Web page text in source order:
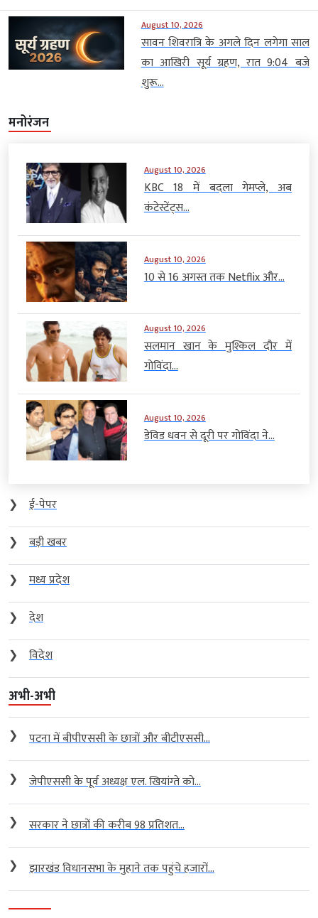
August 10, 2026
सावन शिवरात्रि के अगले दिन लगेगा साल
का आखिरी सूर्य ग्रहण, रात 9:04 बजे
शुरू...
मनोरंजन
August 10, 2026
KBC 18 में बदला गेमप्ले, अब
कंटेस्टेंट्स...
August 10, 2026
10 से 16 अगस्त तक Netflix और...
August 10, 2026
सलमान खान के मुश्किल दौर में
गोविंदा...
August 10, 2026
डेविड धवन से दूरी पर गोविंदा ने...
❯
ई-पेपर
❯
बड़ी खबर
❯
मध्य प्रदेश
❯
देश
❯
विदेश
अभी-अभी
❯ पटना में बीपीएससी के छात्रों और बीटीएससी...
❯ जेपीएससी के पूर्व अध्यक्ष एल. खियांग्ते को...
❯ सरकार ने छात्रों की करीब 98 प्रतिशत...
❯ झारखंड विधानसभा के मुहाने तक पहुंचे हजारों...